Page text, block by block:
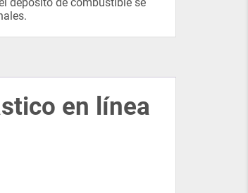
en línea